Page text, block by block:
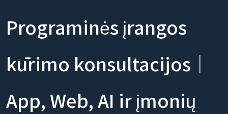
Programinės įrangos
kūrimo konsultacijos｜
App, Web, AI ir įmonių